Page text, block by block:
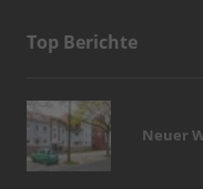
Top Berichte
Neuer